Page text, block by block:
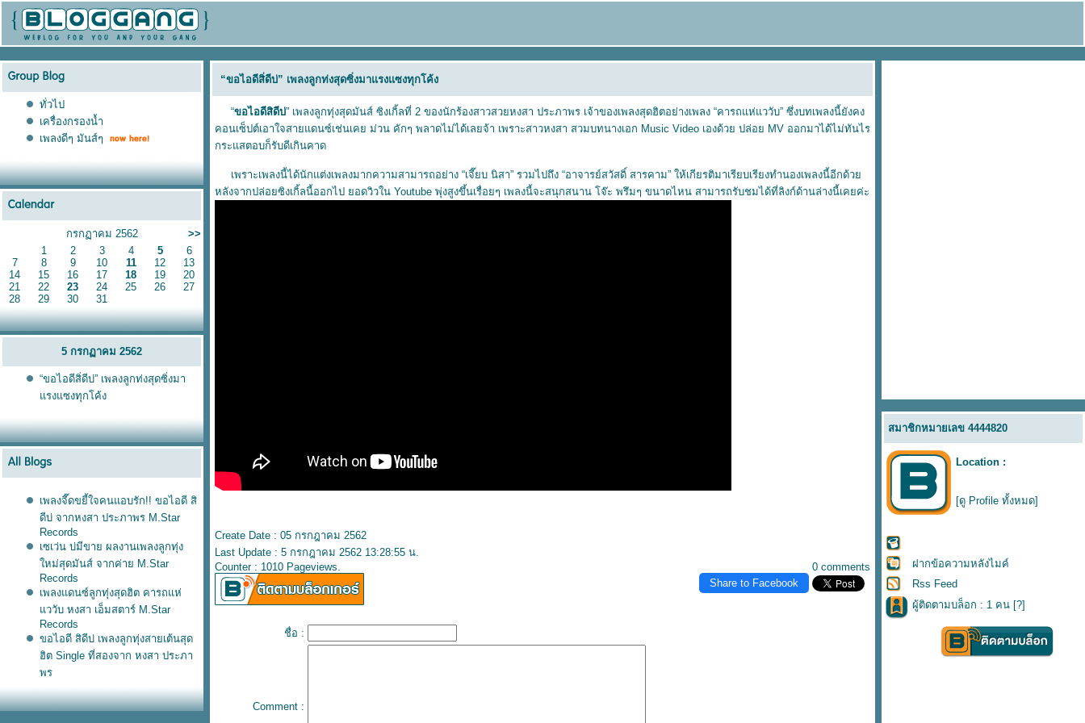
ทั่วไป
เครื่องกรองน้ำ
เพลงดีๆ มันส์ๆ
กรกฏาคม 2562
>>
1
2 3 4 5
6
7
8 9 10 11 12
13
14
15 16 17 18 19
20
21
22 23 24 25 26
27
28
29 30 31
5 กรกฏาคม 2562
“ขอไอดีสิ่ดีบ่” เพลงลูกท่งสุดซิ่งมา
รงแซงทุกโค้ง
เพลงจี๊ดขยี้ใจคนแอบรัก!! ขอไอดี สิ
ดีบ่ จากหงสา ประภาพร M.Star
Records
เซเว่น บ่มีขาย ผลงานเพลงลูกทุ่ง
หม่สุดมันส์ จากค่าย M.Star
Records
เพลงแดนซ์ลูกทุ่งสุดฮิต คารถแห่
ววับ หงสา เอ็มสตาร์ M.Star
Records
ขอไอดี สิดีบ่ เพลงลูกทุ่งสายเต้นสุด
ฮิต Single ที่สองจาก หงสา ประภา
พร
“เซเว่น บ่มีขาย” เพลงลูกทุ่งใหม่
อัปเดตล่าสุด! จากหงสา ประภาพร
“ขอไอดีสิ่ดีบ่” เพลงลูกท่งสุดซิ่งมาแรงแซงทุกโค้ง
“ขอไอดีสิดีบ่” เพลงลูกทุ่งสุดมันส์ ซิงเกิ้ลที่ 2 ของนักร้องสาวสวยหงสา ประภาพร เจ้าของเพลงสุดฮิตอย่างเพลง “คารถแห่แววับ” ซึ่งบทเพลงนี้ยังคง
คอนเซ็ปต์เอาใจสายแดนซ์เช่นเคย ม่วน คักๆ พลาดไม่ได้เลยจ้า เพราะสาวหงสา สวมบทนางเอก Music Video เองด้วย ปล่อย MV ออกมาได้ไม่ทันไร
กระแสตอบก็รับดีเกินคาด
เพราะเพลงนี้ได้นักแต่งเพลงมากความสามารถอย่าง “เจี๊ยบ นิสา” รวมไปถึง “อาจารย์สวัสดิ์ สารคาม” ให้เกียรติมาเรียบเรียงทำนองเพลงนี้อีกด้ว
หลังจากปล่อยซิงเกิ้ลนี้ออกไป ยอดวิวใน Youtube พุ่งสูงขึ้นเรื่อยๆ เพลงนี้จะสนุกสนาน โจ๊ะ พรึมๆ ขนาดไหน สามารถรับชมได้ที่ลิงก์ด้านล่างนี้เคยค่ะ
Create Date : 05 กรกฎาคม 2562
Last Update : 5 กรกฎาคม 2562 13:28:55 น.
0 comments
Counter : 1010 Pageviews.
Share to Facebook
ชื่อ :
Comment :
สมาชิกหมายเลข 4444820
Location :
[ดู Profile ทั้งหมด]
ฝากข้อความหลังไมค์
Rss Feed
ผู้ติดตามบล็อก : 1 คน [?]